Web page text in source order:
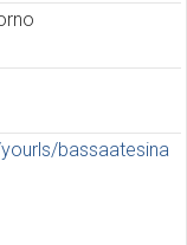
bassaatesina